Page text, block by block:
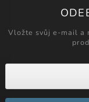
Vložte svůj e-mail a